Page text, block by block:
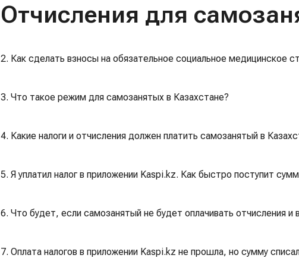
Отчисления для
2. Как сделать взносы на обязательное социальное медицинское
3. Что такое режим для самозанятых в Казахстане?
4. Какие налоги и отчисления должен платить самозанятый в
5. Я уплатил налог в приложении Kaspi.kz. Как быстро поступит
6. Что будет, если самозанятый не будет оплачивать отчисления и
7. Оплата налогов в приложении Kaspi.kz не прошла, но сумму